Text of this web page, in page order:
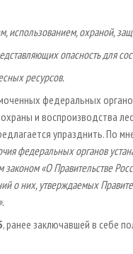
использованием, охраной,
опасность для
ресурсов.
федеральных
и воспроизводства
упразднить. По
федеральных органов
«О Правительстве
о них, утверждаемых
, ранее заключавшей в себе